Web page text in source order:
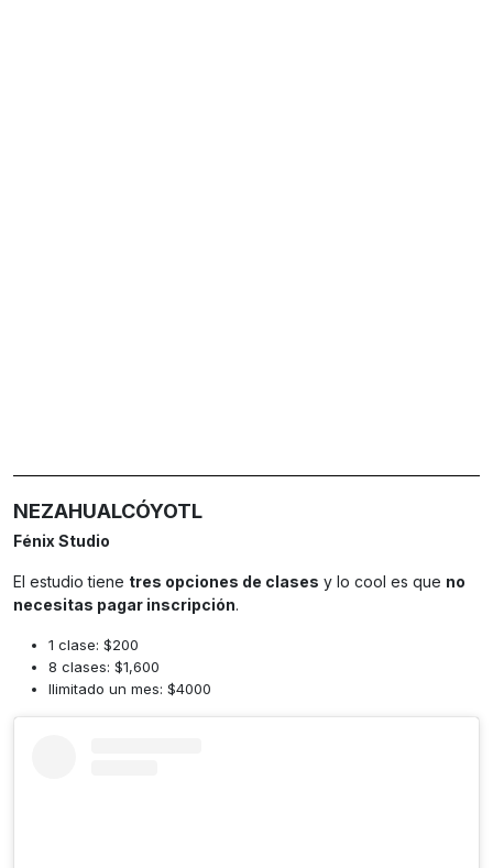
NEZAHUALCÓYOTL
Fénix Studio
El estudio tiene tres opciones de clases y lo cool es que no
necesitas pagar inscripción.
1 clase: $200
8 clases: $1,600
Ilimitado un mes: $4000